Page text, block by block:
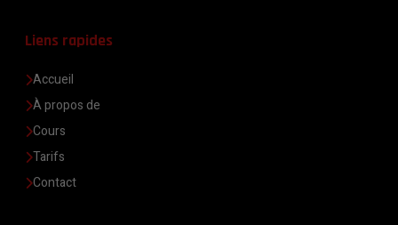
Liens rapides
Accueil
À propos de
Cours
Tarifs
Contact